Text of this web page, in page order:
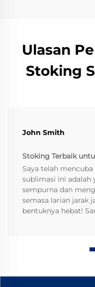
Ulasan
Stoking
John Smith
Stoking Terbaik
Saya telah
sublimasi ini adalah
sempurna dan
semasa larian jarak
bentuknya hebat!